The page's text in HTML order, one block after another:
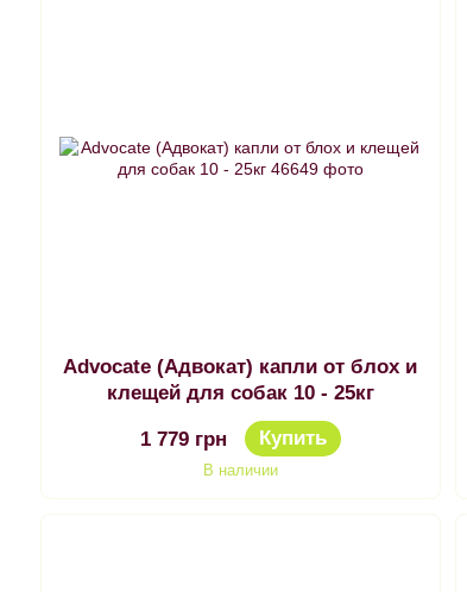
Advocate (Адвокат) капли от блох и
клещей для собак 10 - 25кг
1 779 грн Купить
В наличии